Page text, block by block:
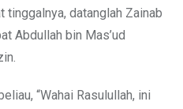
datanglah Zainab
Abdullah bin Mas’ud
“Wahai Rasulullah, ini